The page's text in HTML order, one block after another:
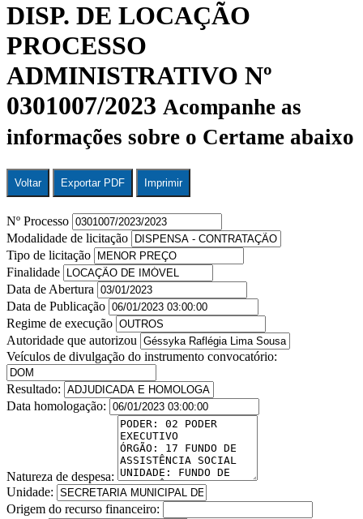
DISP. DE LOCAÇÃO
PROCESSO
ADMINISTRATIVO Nº
0301007/2023 Acompanhe as
informações sobre o Certame abaixo
Voltar Exportar PDF Imprimir
Nº Processo
Modalidade de licitação
Tipo de licitação
Finalidade
Data de Abertura
Data de Publicação
Regime de execução
Autoridade que autorizou
Veículos de divulgação do instrumento convocatório:
Resultado:
Data homologação:
Natureza de despesa:
Unidade:
Origem do recurso financeiro: